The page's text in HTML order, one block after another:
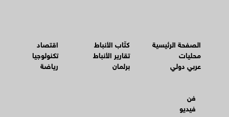
الصفحة الرئيسية
محليات
عربي دولي
كتّاب الأنباط
تقارير الأنباط
برلمان
اقتصاد
تكنولوجيا
رياضة
فن
فيديو